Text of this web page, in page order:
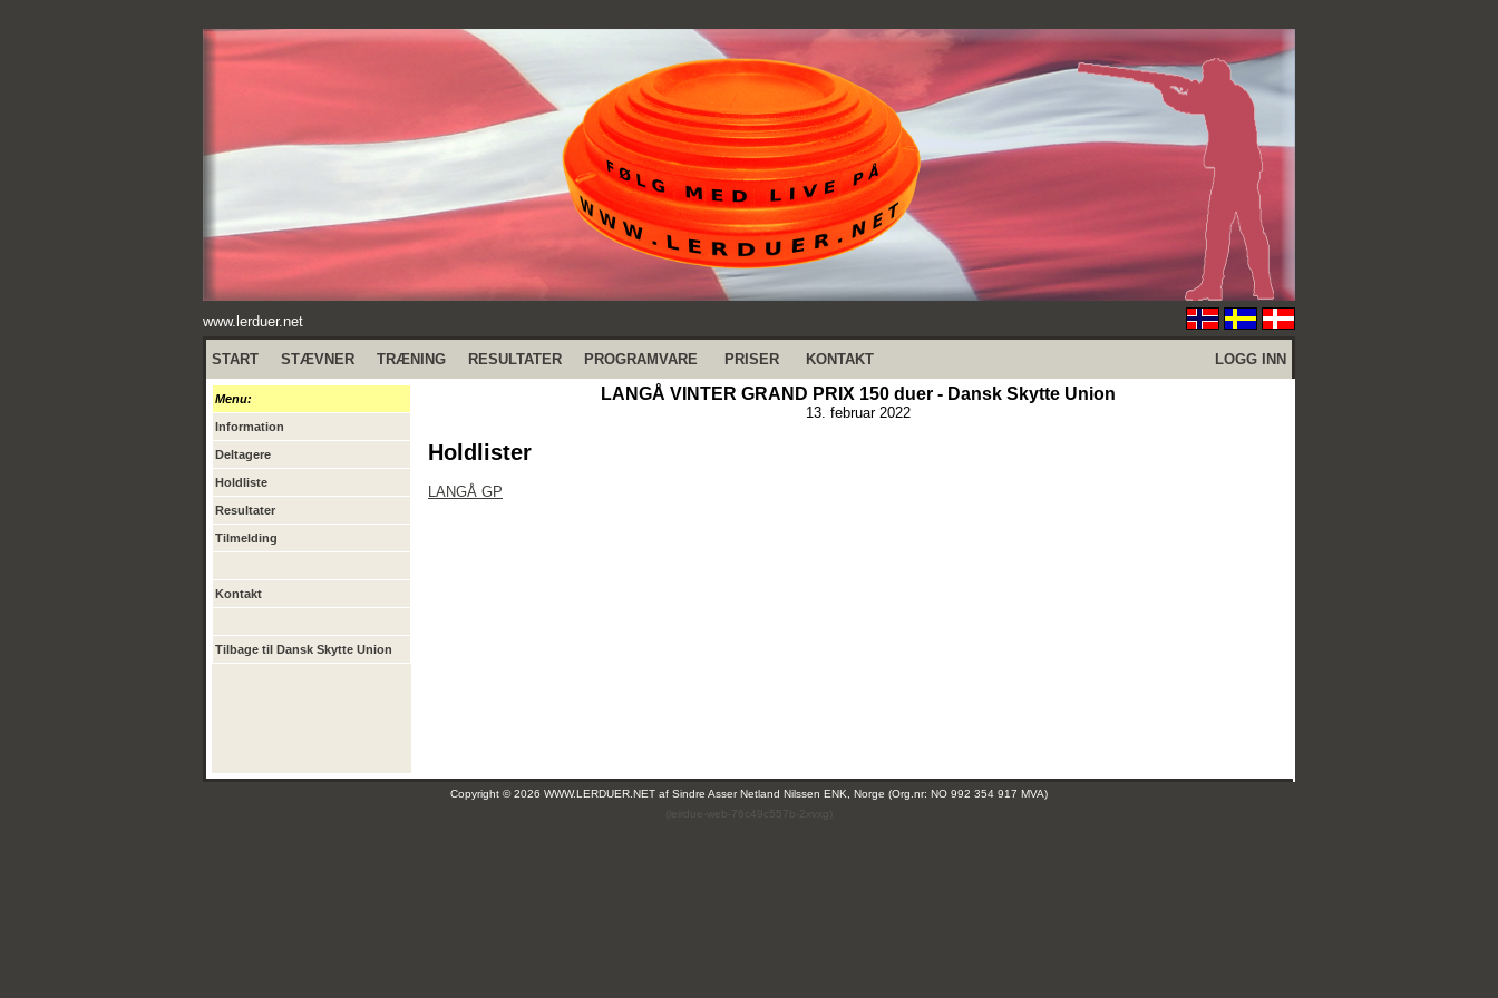
www.lerduer.net
START STÆVNER TRÆNING RESULTATER PROGRAMVARE PRISER KONTAKT LOGG INN
Menu:
Information
Deltagere
Holdliste
Resultater
Tilmelding
Kontakt
Tilbage til Dansk Skytte Union
LANGÅ VINTER GRAND PRIX 150 duer - Dansk Skytte Union
13. februar 2022
Holdlister
LANGÅ GP
Copyright © 2026 WWW.LERDUER.NET af Sindre Asser Netland Nilssen ENK, Norge (Org.nr: NO 992 354 917 MVA)
(leirdue-web-76c49c557b-2xvxg)